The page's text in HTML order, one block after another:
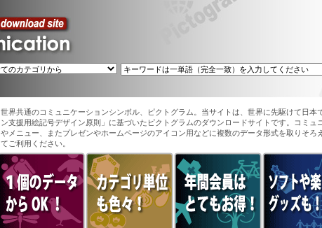
世界共通のコミュニケーションシンボル、ピクトグラム。当サイトは、世界に先駆けて日本
ン支援用絵記号デザイン原則」に基づいたピクトグラムのダウンロードサイトです。コミュ
やメニュー、またプレゼンやホームページのアイコン用などに複数のデータ形式を取りそろ
てご利用ください。